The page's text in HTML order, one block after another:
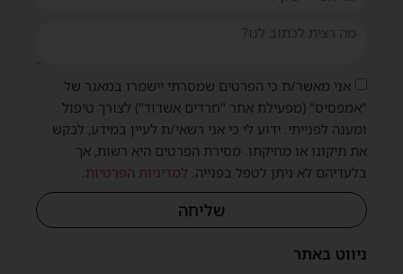
ניווט באתר
אני מאשר/ת כי הפרטים שמסרתי יישמרו במאגר של
"אמפסיס" (מפעילת אתר "חרדים אשדוד") לצורך טיפול
ומענה לפנייתי. ידוע לי כי אני רשאי/ת לעיין במידע, לבקש
את תיקונו או מחיקתו. מסירת הפרטים היא רשות, אך
בלעדיהם לא ניתן לטפל בפנייה. למדיניות הפרטיות.
שליחה